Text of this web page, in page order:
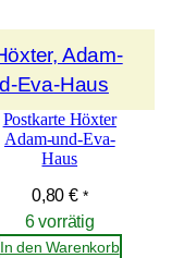
Postkarte Höxter
Adam-und-Eva-
Haus
0,80€ *
6 vorrätig
In den Warenkorb